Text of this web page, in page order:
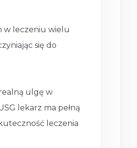
w leczeniu wielu
się do
ulgę w
lekarz ma pełną
leczenia